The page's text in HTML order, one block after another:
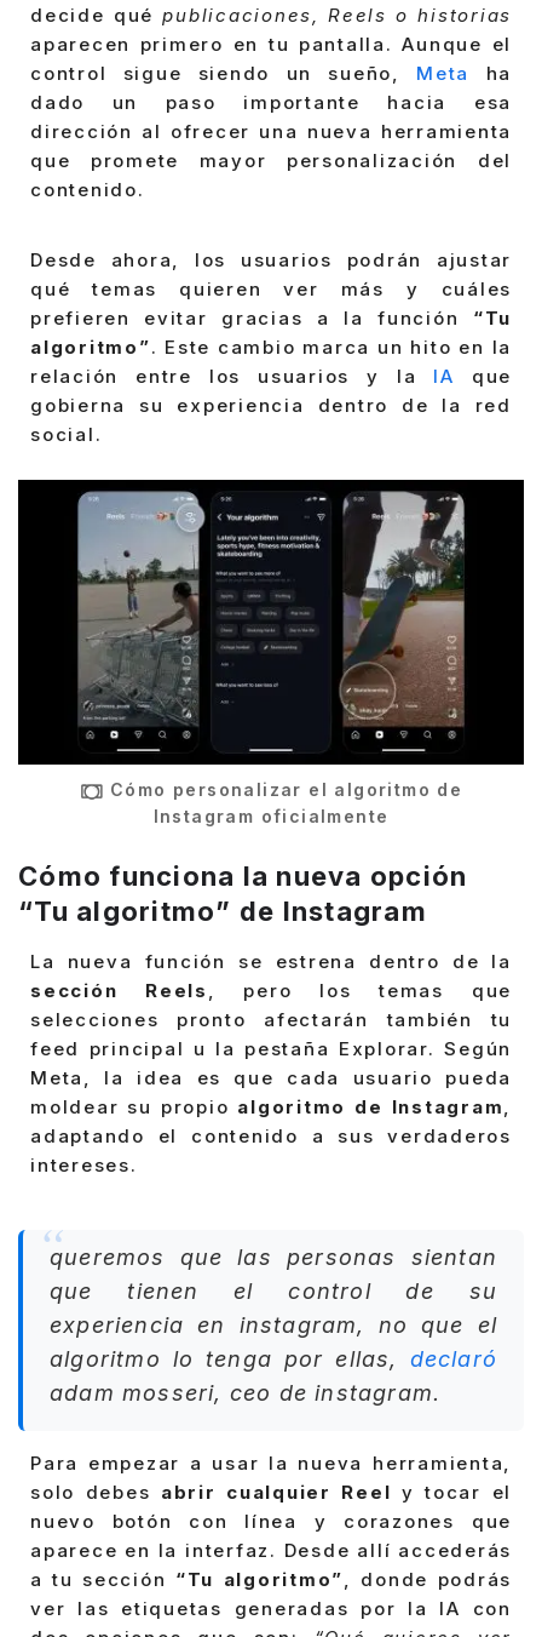
decide quépublicaciones, Reels o historias
aparecen primero en tu pantalla. Aunque el
control sigue siendo un sueño, Meta
ha
dado un paso importante hacia esa
dirección al ofrecer una nueva herramienta
que promete mayor personalización del
contenido.
Desde ahora, los usuarios podrán ajustar
qué temas quieren ver más y cuáles
prefieren evitar gracias a la función “Tu
algoritmo”. Este cambio marca un hito en la
relación entre los usuarios y la IA que
gobierna su experiencia dentro de la red
social.
Cómo personalizar el algoritmo de
Instagram oficialmente
Cómo funciona la nueva opción
“Tu algoritmo” de Instagram
La nueva función se estrena dentro de la
sección Reels , pero los temas que
selecciones pronto afectarán también tu
feed principal u la pestaña Explorar. Según
Meta, la idea es que cada usuario pueda
moldear su propio algoritmo de Instagram,
adaptando el contenido a sus verdaderos
intereses.
queremos que las personas sientan
que tienen el control de su
experiencia en instagram, no que el
algoritmo lo tenga por ellas, declaró
adam mosseri, ceo de instagram.
Para empezar a usar la nueva herramienta,
solo debes abrir cualquier Reel y tocar el
nuevo botón con línea y corazones que
aparece en la interfaz. Desde allí accederás
a tu sección “Tu algoritmo”, donde podrás
ver las etiquetas generadas por la IA con